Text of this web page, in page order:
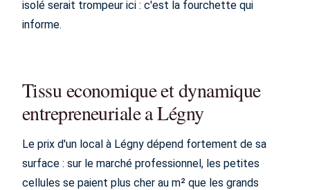
isolé serait trompeur ici : c'est la fourchette qui
informe.
Tissu economique et dynamique
entrepreneuriale a Légny
Le prix d'un local à Légny dépend fortement de sa
surface : sur le marché professionnel, les petites
cellules se paient plus cher au m² que les grands